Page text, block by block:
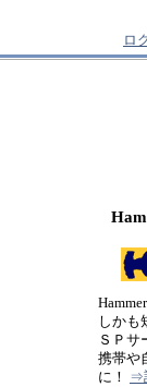
ロ
しかも
ＳＰサ
携帯や
に！ ⇒